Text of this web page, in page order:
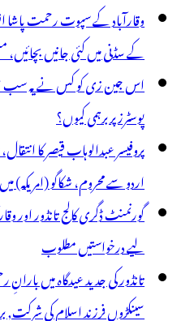
وقارآباد کے سپوت رحمت پاشا
کے سڈنی میں کئی جانیں
اس جین زی کو کس نے یہ سب
پوسٹرز پر برہمی کیوں؟
پروفیسر عبدالوہاب قیصر کا
اردو سے محروم، شکاگو (امریکہ)
گورنمنٹ ڈگری کالج تانڈور اور
لیے درخواستیں مطلوب
تانڈور کی جدید عیدگاہ میں
سینکڑوں فرزند اسلام کی شرکت,